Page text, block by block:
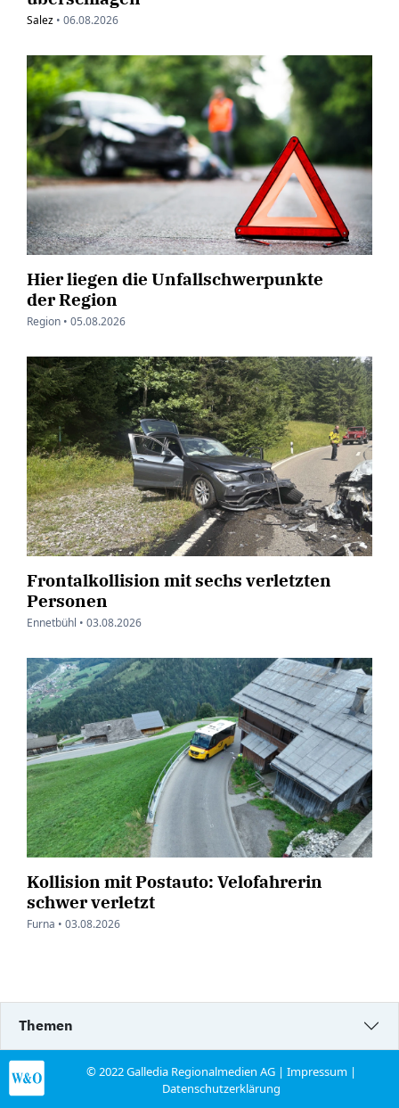
Salez • 06.08.2026
Hier liegen die Unfallschwerpunkte
der Region
Region • 05.08.2026
Frontalkollision mit sechs verletzten
Personen
Ennetbühl • 03.08.2026
Kollision mit Postauto: Velofahrerin
schwer verletzt
Furna • 03.08.2026
Themen
© 2022 Galledia Regionalmedien AG |Impressum |
Datenschutzerklärung